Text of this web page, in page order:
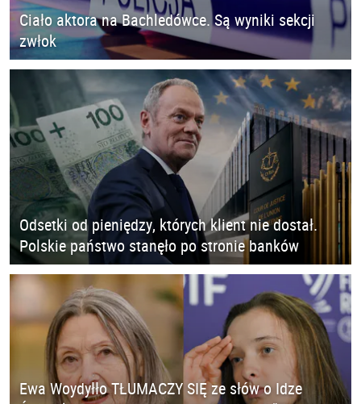
Ciało aktora na Bachledówce. Są wyniki sekcji
zwłok
Odsetki od pieniędzy, których klient nie dostał.
Polskie państwo stanęło po stronie banków
Ewa Woydyłło TŁUMACZY SIĘ ze słów o Idze